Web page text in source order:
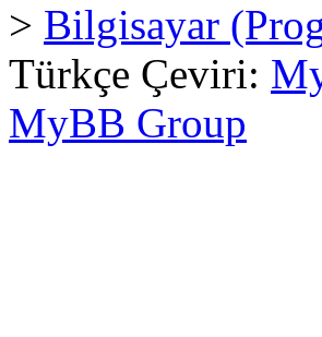
> Bilgisayar
Türkçe Çeviri:
MyBB Group